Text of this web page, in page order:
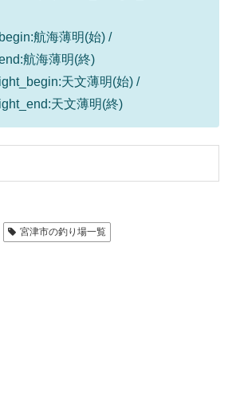
航海薄明(始) /
航海薄明(終)
天文薄明(始) /
天文薄明(終)
宮津市の釣り場一覧